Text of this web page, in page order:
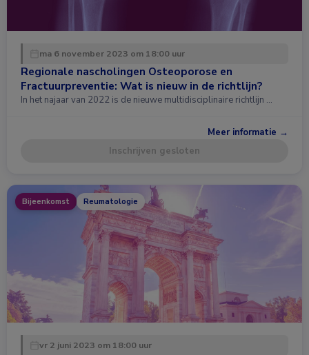
ma 6 november 2023 om 18:00 uur
Regionale nascholingen Osteoporose en
Fractuurpreventie: Wat is nieuw in de richtlijn?
In het najaar van 2022 is de nieuwe multidisciplinaire richtlijn …
Meer informatie →
Inschrijven gesloten
Bijeenkomst Reumatologie
vr 2 juni 2023 om 18:00 uur